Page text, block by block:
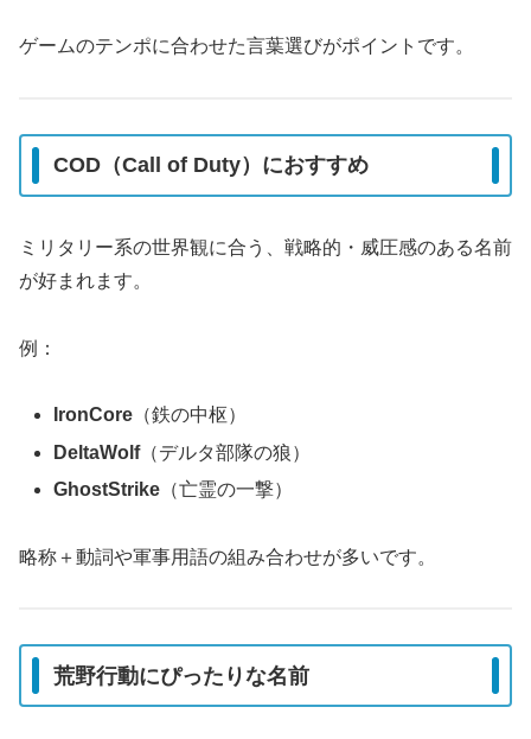
ゲームのテンポに合わせた言葉選びがポイントです。
COD（Call of Duty）におすすめ
ミリタリー系の世界観に合う、戦略的・威圧感のある名前
が好まれます。
例：
IronCore （鉄の中枢）
DeltaWolf（デルタ部隊の狼）
GhostStrike （亡霊の一撃）
略称＋動詞や軍事用語の組み合わせが多いです。
荒野行動にぴったりな名前